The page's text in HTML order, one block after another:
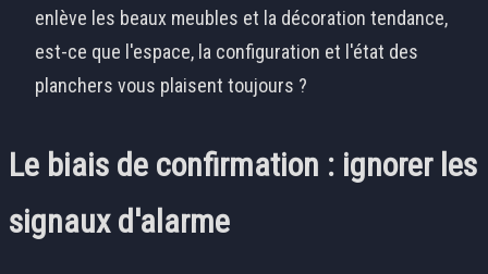
enlève les beaux meubles et la décoration tendance,
est-ce que l'espace, la configuration et l'état des
planchers vous plaisent toujours ?
Le biais de confirmation : ignorer les
signaux d'alarme